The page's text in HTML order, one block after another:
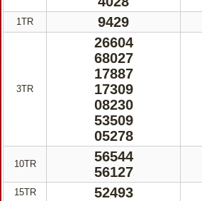
1TR
3TR
10TR
15TR
9429
26604
68027
17887
17309
08230
53509
05278
56544
56127
52493